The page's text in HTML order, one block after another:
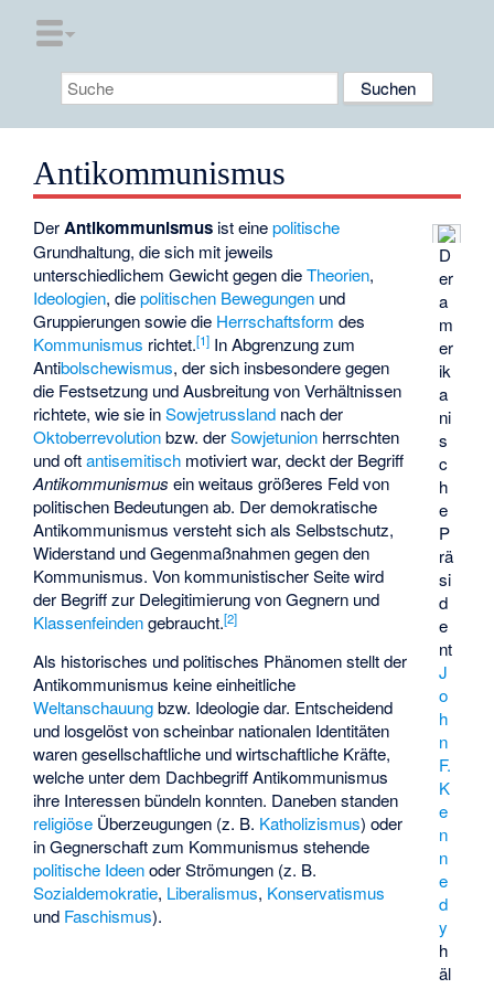
Antikommunismus
D
er
a
m
er
ik
a
ni
s
c
h
e
P
rä
si
d
e
nt
J
o
h
n
F.
K
e
n
n
e
d
y
h
äl
DerAntikommunismus ist einepolitische
Grundhaltung, die sich mit jeweils
unterschiedlichem Gewicht gegen dieTheorien,
Ideologien, diepolitischen Bewegungen und
Gruppierungen sowie die Herrschaftsform des
Kommunismus richtet.[1] In Abgrenzung zum
Antibolschewismus, der sich insbesondere gegen
die Festsetzung und Ausbreitung von Verhältnissen
richtete, wie sie inSowjetrussland nach der
Oktoberrevolutionbzw. derSowjetunion herrschten
und oftantisemitisch motiviert war, deckt der Begriff
Antikommunismus ein weitaus größeres Feld von
politischen Bedeutungen ab. Der demokratische
Antikommunismus versteht sich als Selbstschutz,
Widerstand und Gegenmaßnahmen gegen den
Kommunismus. Von kommunistischer Seite wird
der Begriff zur Delegitimierung von Gegnern und
Klassenfeindengebraucht.[2]
Als historisches und politisches Phänomen stellt der
Antikommunismus keine einheitliche
Weltanschauungbzw. Ideologie dar. Entscheidend
und losgelöst von scheinbar nationalen Identitäten
waren gesellschaftliche und wirtschaftliche Kräfte,
welche unter dem Dachbegriff Antikommunismus
ihre Interessen bündeln konnten. Daneben standen
religiöse Überzeugungen (z. B. Katholizismus) oder
in Gegnerschaft zum Kommunismus stehende
politische Ideenoder Strömungen (z. B.
Sozialdemokratie, Liberalismus, Konservatismus
und Faschismus).